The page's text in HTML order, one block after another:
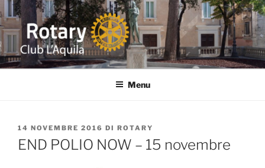
Salta
al
contenuto
ROTARY L'AQUILA
Distretto 2090 ITALIA Abruzzo-Marche-Molise-Umbria
Menu
PUBBLICATO
IL
14 NOVEMBRE 2016 DI ROTARY
END POLIO NOW – 15 novembre